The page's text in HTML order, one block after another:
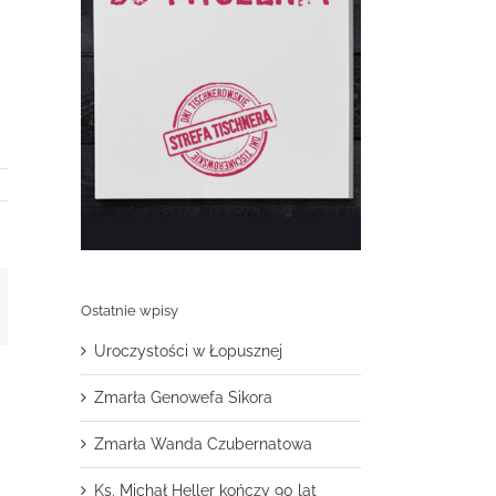
Ostatnie wpisy
Uroczystości w Łopusznej
Zmarła Genowefa Sikora
Zmarła Wanda Czubernatowa
Ks. Michał Heller kończy 90 lat